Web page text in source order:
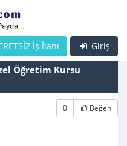
Giriş
İş İlanı
Öğretim Kursu
0 Beğen